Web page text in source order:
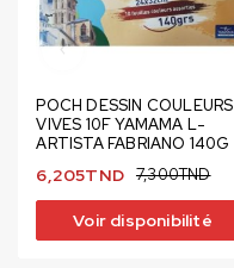
POCH DESSIN COULEURS
VIVES 10F YAMAMA L-
ARTISTA FABRIANO 140G
7,300TND
6,205TND
Voir disponibilité